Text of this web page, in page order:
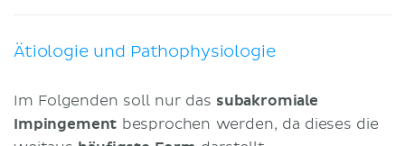
Ätiologie und Pathophysiologie
Im Folgenden soll nur das subakromiale
Impingement besprochen werden, da dieses die